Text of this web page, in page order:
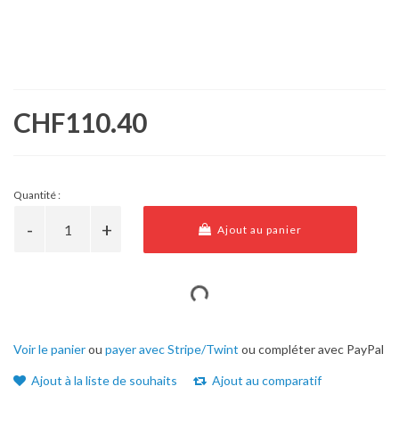
CHF110.40
Quantité :
Ajout au panier
Voir le panierou payer avec Stripe/Twint ou compléter avec PayPal
Ajout à la liste de souhaits Ajout au comparatif